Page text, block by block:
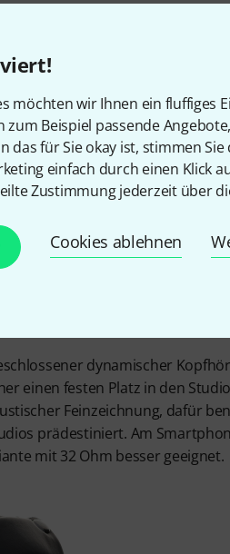
möchten wir Ihnen ein fluffiges
zum Beispiel passende
das für Sie okay ist, stimmen
einfach durch einen Klick
Zustimmung jederzeit über
Cookies ablehnen
dynamischer
einen festen Platz in den
Feinzeichnung, dafür
prädestiniert. Am
mit 32 Ohm besser geeignet.